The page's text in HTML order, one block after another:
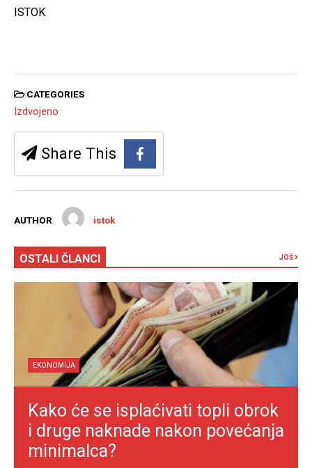
ISTOK
CATEGORIES
Izdvojeno
Share This
AUTHOR istok
OSTALI ČLANCI JOŠ
EKONOMIJA
Kako će se isplaćivati topli obrok
i druge naknade nakon povećanja
minimalca?